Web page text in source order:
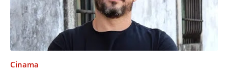
Cinama